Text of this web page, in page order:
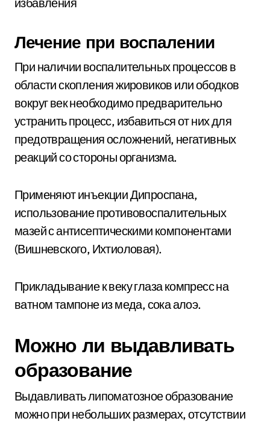
Лечение при воспалении
При наличии воспалительных процессов в
области скопления жировиков или ободков
вокруг век необходимо предварительно
устранить процесс, избавиться от них для
предотвращения осложнений, негативных
реакций со стороны организма.
Применяют инъекции Дипроспана,
использование противовоспалительных
мазей с антисептическими компонентами
(Вишневского, Ихтиоловая).
Прикладывание к веку глаза компресс на
ватном тампоне из меда, сока алоэ.
Можно ли выдавливать
образование
Выдавливать липоматозное образование
можно при небольших размерах, отсутствии